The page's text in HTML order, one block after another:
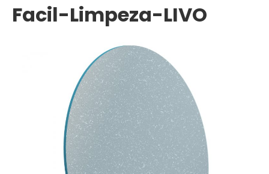
Facil-Limpeza-LIVO